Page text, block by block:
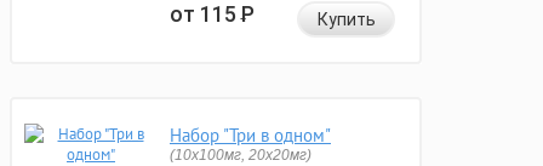
от 115Р Купить
Набор "Три в одном"
(10x100мг, 20x20мг)